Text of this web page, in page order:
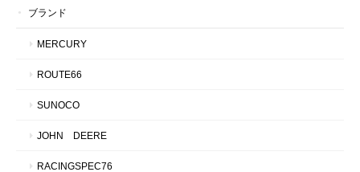
ブランド
MERCURY
ROUTE66
SUNOCO
JOHN DEERE
RACINGSPEC76